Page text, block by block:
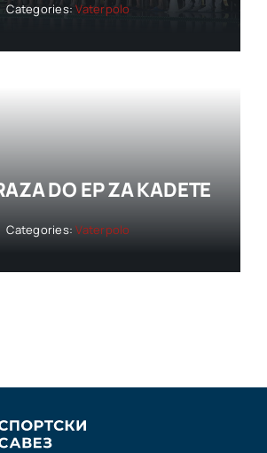
Categories:Vaterpolo
DO EP ZA KADETE
Categories:Vaterpolo